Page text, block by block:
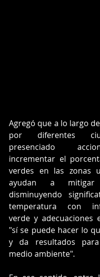
Agregó que a lo largo
por diferentes
presenciado
incrementar el
verdes en las zonas
ayudan a
disminuyendo
temperatura con
verde y adecuaciones
"sí se puede hacer lo
y da resultados
medio ambiente".